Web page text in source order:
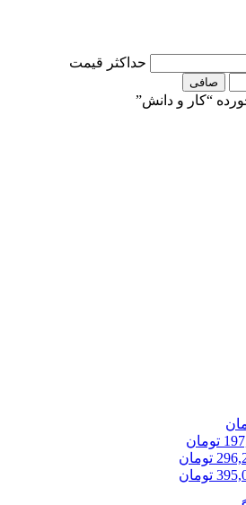
حداكثر قيمت
صافی
“کار و دانش”
تومان
تومان
تومان